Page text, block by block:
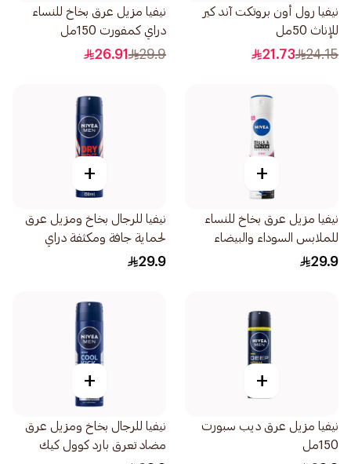
نيفيا رول أون بروتكت آند كير
للإناث 50مل
24.15
21.73
نيفيا مزيل عرق بخاخ للنساء
دراي كمفورت 150مل
29.9
26.91
+
نيفيا مزيل عرق بخاخ للنساء
للملابس السوداء والبيضاء
150مل
29.9
+
نيفيا للرجال بخاخ ومزيل عرق
لحماية جافة ومكثفة دراي
إمباكت 150مل
29.9
+
نيفيا مزيل عرق ديب سبورت
150مل
+
نيفيا للرجال بخاخ ومزيل عرق
مضاد تعرق بارد كوول كيك